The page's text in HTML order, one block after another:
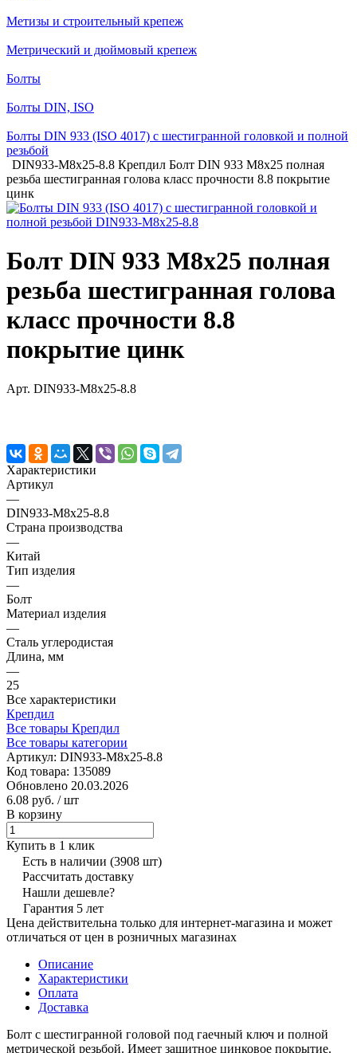
Метизы и строительный крепеж
Метрический и дюймовый крепеж
Болты
Болты DIN, ISO
Болты DIN 933 (ISO 4017) с шестигранной головкой и полной
резьбой
DIN933-М8х25-8.8 Крепдил Болт DIN 933 М8х25 полная
резьба шестигранная голова класс прочности 8.8 покрытие
цинк
Болт DIN 933 М8х25 полная
резьба шестигранная голова
класс прочности 8.8
покрытие цинк
Арт. DIN933-М8х25-8.8
Характеристики
Артикул
—
DIN933-М8х25-8.8
Страна производства
—
Китай
Тип изделия
—
Болт
Материал изделия
—
Сталь углеродистая
Длина, мм
—
25
Все характеристики
Крепдил
Все товары Крепдил
Все товары категории
Артикул: DIN933-М8х25-8.8
Код товара: 135089
Обновлено 20.03.2026
6.08 руб. / шт
В корзину
Купить в 1 клик
Есть в наличии (3908 шт)
Рассчитать доставку
Нашли дешевле?
Гарантия 5 лет
Цена действительна только для интернет-магазина и может
отличаться от цен в розничных магазинах
Описание
Характеристики
Оплата
Доставка
Болт с шестигранной головой под гаечный ключ и полной
метрической резьбой. Имеет защитное цинковое покрытие.